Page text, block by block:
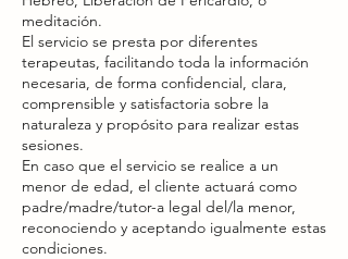
meditación.
El servicio se presta por diferentes
terapeutas, facilitando toda la información
necesaria, de forma confidencial, clara,
comprensible y satisfactoria sobre la
naturaleza y propósito para realizar estas
sesiones.
En caso que el servicio se realice a un
menor de edad, el cliente actuará como
padre/madre/tutor-a legal del/la menor,
reconociendo y aceptando igualmente estas
condiciones.